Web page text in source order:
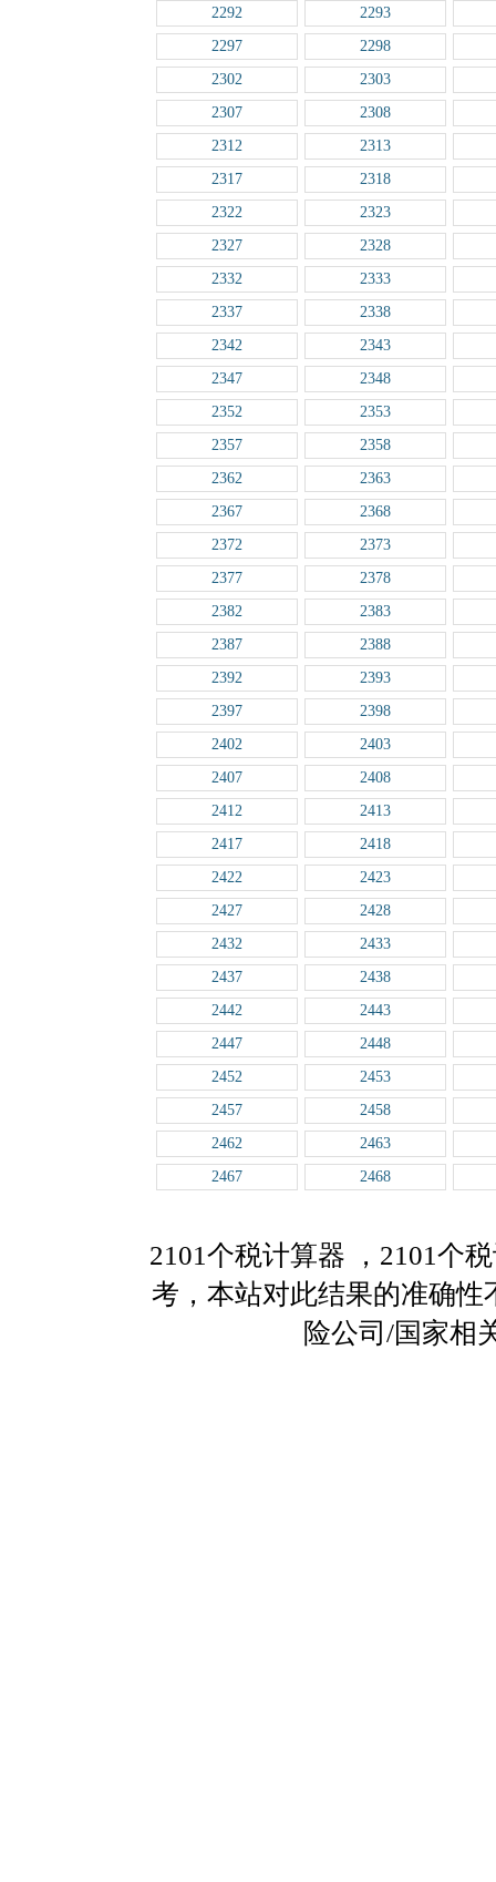
2292
2293
2297
2298
2302
2303
2307
2308
2312
2313
2317
2318
2322
2323
2327
2328
2332
2333
2337
2338
2342
2343
2347
2348
2352
2353
2357
2358
2362
2363
2367
2368
2372
2373
2377
2378
2382
2383
2387
2388
2392
2393
2397
2398
2402
2403
2407
2408
2412
2413
2417
2418
2422
2423
2427
2428
2432
2433
2437
2438
2442
2443
2447
2448
2452
2453
2457
2458
2462
2463
2467
2468
2101个税计算器
，2101个
考，本站对此结果的准确
险公司/国家相